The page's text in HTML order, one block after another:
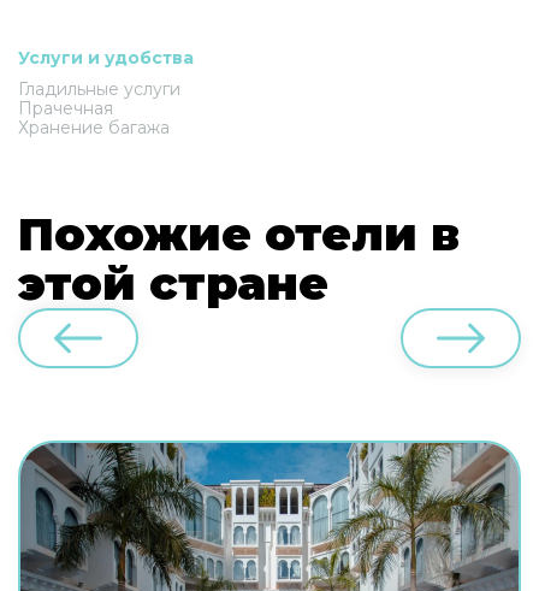
Услуги и удобства
Гладильные услуги
Прачечная
Хранение багажа
Похожие отели в
этой стране